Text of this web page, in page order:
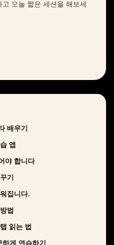
오늘 짧은 세션을 해보세
배우기
앱
야 합니다
기
집니다.
법
읽는 법
게 연습하기